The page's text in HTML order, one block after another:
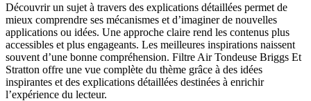
Découvrir un sujet à travers des explications détaillées permet de
mieux comprendre ses mécanismes et d’imaginer de nouvelles
applications ou idées. Une approche claire rend les contenus plus
accessibles et plus engageants. Les meilleures inspirations naissent
souvent d’une bonne compréhension. Filtre Air Tondeuse Briggs Et
Stratton offre une vue complète du thème grâce à des idées
inspirantes et des explications détaillées destinées à enrichir
l’expérience du lecteur.